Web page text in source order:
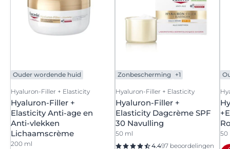
Ouder wordende huid
Hyaluron-Filler + Elasticity
Hyaluron-Filler +
Elasticity Anti-age en
Anti-vlekken
Lichaamscrème
200 ml
Zonbescherming +1
Hyaluron-Filler + Elasticity
Hyaluron-Filler +
Elasticity Dagcrème SPF
30 Navulling
50 ml
4.497 beoordelingen
50